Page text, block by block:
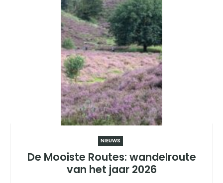
NIEUWS
De Mooiste Routes: wandelroute
van het jaar 2026